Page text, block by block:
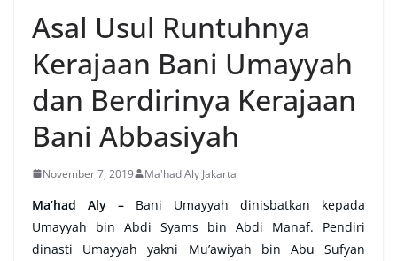
Asal Usul Runtuhnya
Kerajaan Bani Umayyah
dan Berdirinya Kerajaan
Bani Abbasiyah
November 7, 2019 Ma'had Aly Jakarta
Ma’had Aly – Bani Umayyah dinisbatkan kepada
Umayyah bin Abdi Syams bin Abdi Manaf. Pendiri
dinasti Umayyah yakni Mu’awiyah bin Abu Sufyan